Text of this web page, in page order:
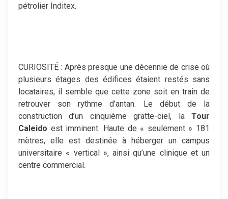
pétrolier Inditex.
CURIOSITÉ : Après presque une décennie de crise où
plusieurs étages des édifices étaient restés sans
locataires, il semble que cette zone soit en train de
retrouver son rythme d’antan. Le début de la
construction d’un cinquième gratte-ciel, la Tour
Caleido est imminent. Haute de « seulement » 181
mètres, elle est destinée à héberger un campus
universitaire « vertical », ainsi qu’une clinique et un
centre commercial.